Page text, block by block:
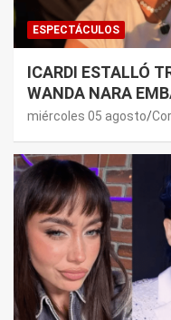
ESPECTÁCULOS
ICARDI ESTALLÓ
WANDA NARA
NORDELTA:
miércoles 05 agosto